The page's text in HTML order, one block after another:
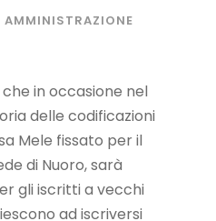
AMMINISTRAZIONE
in occasione nel
delle codificazioni
Mele fissato per il
di Nuoro, sarà
gli iscritti a vecchi
ad iscriversi